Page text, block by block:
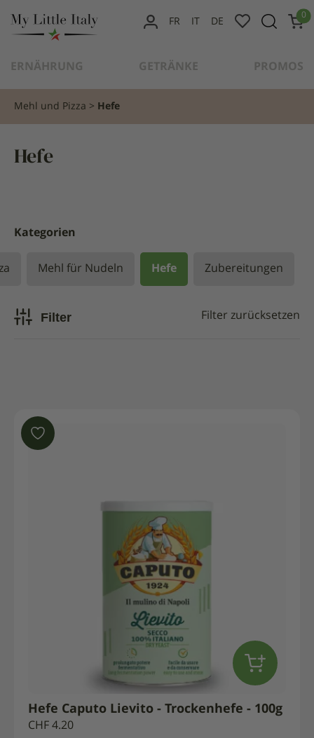
ERNÄHRUNG GETRÄNKE PROMOS
FR DE
0
Mehl und Pizza Hefe
Hefe
Kategorien
Mehl für Nudeln Hefe Zubereitungen
Filter Filter zurücksetzen
Hefe Caputo Lievito - Trockenhefe - 100g
CHF 4.20